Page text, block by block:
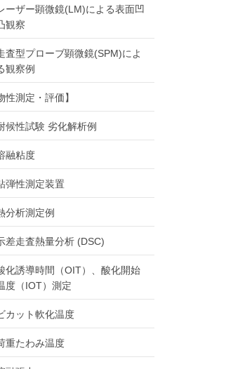
ーザー顕微鏡(LM)による表面凹
観察
査型プローブ顕微鏡(SPM)によ
観察例
性測定・評価】
候性試験 劣化解析例
融粘度
弾性測定装置
分析測定例
差走査熱量分析 (DSC)
化誘導時間（OIT）、酸化開始
度（IOT）測定
カット軟化温度
重たわみ温度